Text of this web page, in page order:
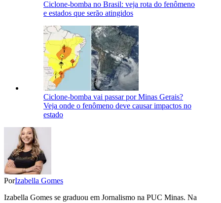
Ciclone-bomba no Brasil: veja rota do fenômeno
e estados que serão atingidos
Ciclone-bomba vai passar por Minas Gerais?
Veja onde o fenômeno deve causar impactos no
estado
PorIzabella Gomes
Izabella Gomes se graduou em Jornalismo na PUC Minas. Na